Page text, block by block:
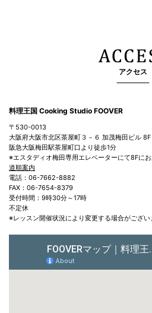
アクセス
料理王国 Cooking Studio FOOVER
〒530-0013
大阪府大阪市北区茶屋町３－６ 加茂梅田ビル 8F
阪急大阪梅田駅茶屋町口より徒歩1分
※エスタディオ梅田専用エレベーターにて8Fにお
道順案内
電話：06-7662-8882
FAX：06-7654-8379
受付時間：9時30分～17時
不定休
※レッスン開催状況により変更する場合がござい